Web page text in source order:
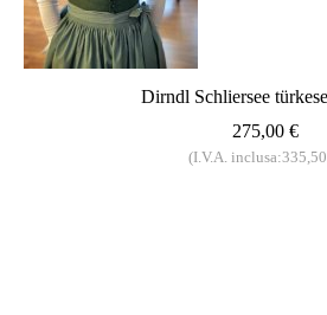
Dirndl Schliersee
275,00 €
(I.V.A.